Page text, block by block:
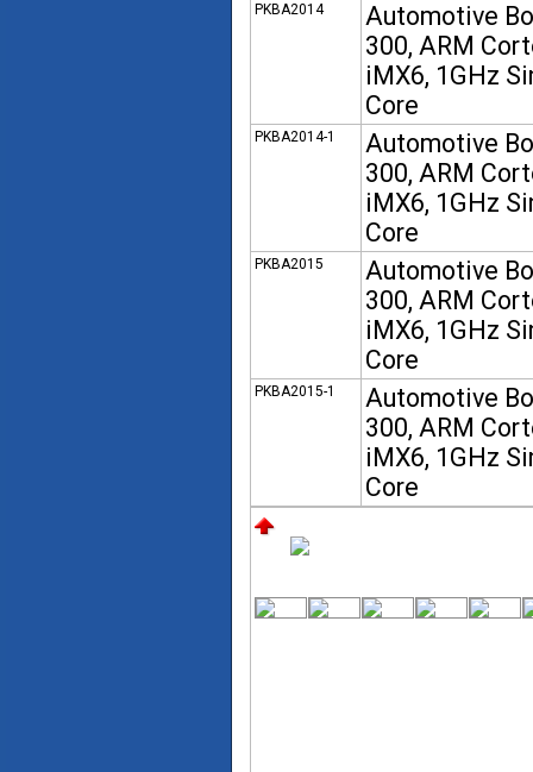
PKBA2014
Automotive
300, ARM
iMX6, 1GHz
Core
PKBA2014-1
Automotive
300, ARM
iMX6, 1GHz
Core
PKBA2015
Automotive
300, ARM
iMX6, 1GHz
Core
PKBA2015-1
Automotive
300, ARM
iMX6, 1GHz
Core